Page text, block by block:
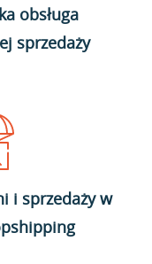
obsługa
sprzedaży
i sprzedaży w